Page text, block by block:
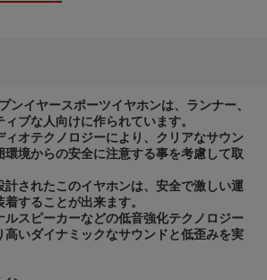
ンイヤースポーツイヤホンは、ランナー、
ブな人向けに作られています。
オテクノロジーにより、クリアなサウン
環境からの安全に注意する事を考慮して取
計されたこのイヤホンは、安全で激しい運
することが出来ます。
ルスピーカーなどの低音強化テクノロジー
高いダイナミックなサウンドと低歪みを実